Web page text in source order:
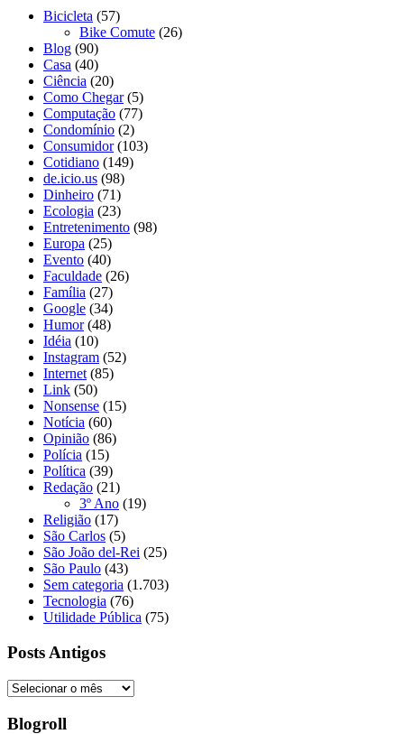
Bicicleta (57)
Bike Comute (26)
Blog (90)
Casa (40)
Ciência (20)
Como Chegar(5)
Computação (77)
Condomínio (2)
Consumidor(103)
Cotidiano (149)
de.icio.us (98)
Dinheiro (71)
Ecologia (23)
Entretenimento (98)
Europa (25)
Evento (40)
Faculdade (26)
Família (27)
Google (34)
Humor(48)
Idéia (10)
Instagram (52)
Internet (85)
Link (50)
Nonsense (15)
Notícia (60)
Opinião (86)
Polícia (15)
Política (39)
Redação (21)
3º Ano (19)
Religião (17)
São Carlos (5)
São João del-Rei (25)
São Paulo (43)
Sem categoria (1.703)
Tecnologia (76)
Utilidade Pública (75)
Posts Antigos
Posts
Blogroll